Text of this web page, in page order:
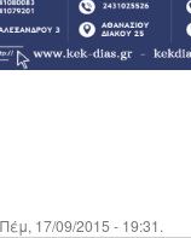
17/09/2015 - 19:31.